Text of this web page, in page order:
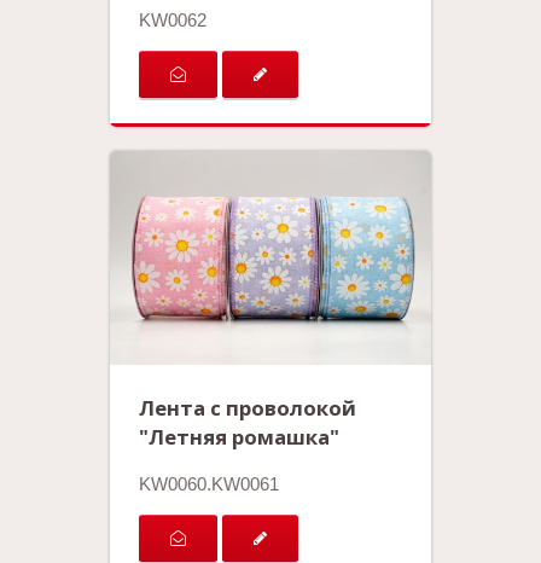
KW0062
Лента с проволокой
"Летняя ромашка"
KW0060.KW0061